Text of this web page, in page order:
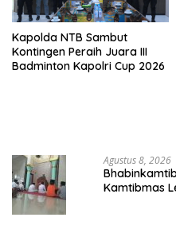
Kapolda NTB Sambut
Kontingen Peraih Juara III
Badminton Kapolri Cup 2026
Agustus 8, 2026
Kamtibmas